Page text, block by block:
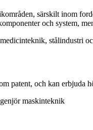
särskilt inom
och system,
stålindustri
patent, och kan